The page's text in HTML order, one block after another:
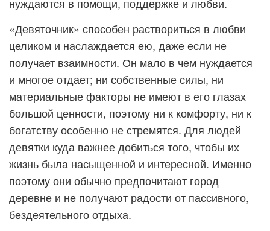
«Девяточник» способен раствориться в любви
целиком и наслаждается ею, даже если не
получает взаимности. Он мало в чем нуждается
и многое отдает; ни собственные силы, ни
материальные факторы не имеют в его глазах
большой ценности, поэтому ни к комфорту, ни к
богатству особенно не стремятся. Для людей
девятки куда важнее добиться того, чтобы их
жизнь была насыщенной и интересной. Именно
поэтому они обычно предпочитают город
деревне и не получают радости от пассивного,
бездеятельного отдыха.